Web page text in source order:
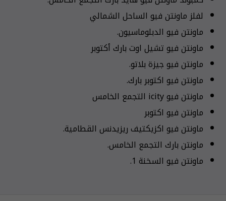
لفلز ماونتن فيو الساحل الشمالي
ماونتن فيو الدبلوماسيون.
ماونتن فيو تشيل اوت بارك أكتوبر
ماونتن فيو جيزة بلاتو.
ماونتن فيو اكتوبر بارك.
ماونتن فيو icity التجمع الخامس
ماونتن فيو اكتوبر
ماونتن فيو اكزيكتيف ريزيدنس القطامية.
ماونتن بارك التجمع الخامس.
ماونتن فيو السخنة 1.